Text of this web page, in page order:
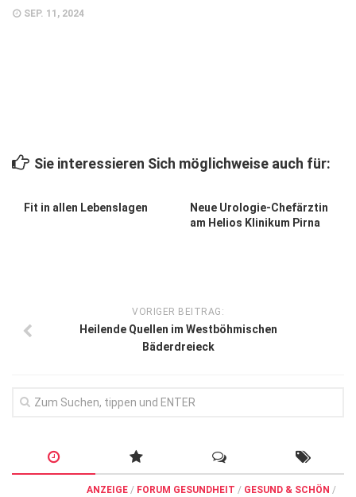
Forum Gesundheit
Kampf gegen Krebs
SEP. 11, 2024
Sie interessieren Sich möglichweise auch für:
Fit in allen Lebenslagen
Neue Urologie-Chefärztin
am Helios Klinikum Pirna
VORIGER BEITRAG:
Heilende Quellen im Westböhmischen
Bäderdreieck
ANZEIGE / FORUM GESUNDHEIT / GESUND & SCHÖN /